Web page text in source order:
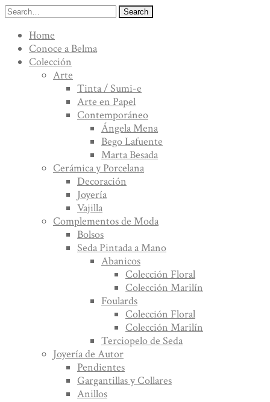
Search
Home
Conoce a Belma
Colección
Arte
Tinta / Sumi-e
Arte en Papel
Contemporáneo
Ángela Mena
Bego Lafuente
Marta Besada
Cerámica y Porcelana
Decoración
Joyería
Vajilla
Complementos de Moda
Bolsos
Seda Pintada a Mano
Abanicos
Colección Floral
Colección Marilín
Foulards
Colección Floral
Colección Marilín
Terciopelo de Seda
Joyería de Autor
Pendientes
Gargantillas y Collares
Anillos